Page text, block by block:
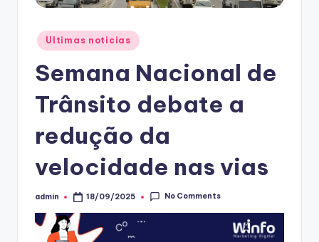
Posted
in
Ultimas noticias
Semana Nacional de
Trânsito debate a
redução da
velocidade nas vias
Posted
admin 18/09/2025 No Comments